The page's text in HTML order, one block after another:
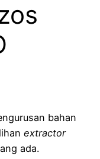
bahan
extractor
ada.